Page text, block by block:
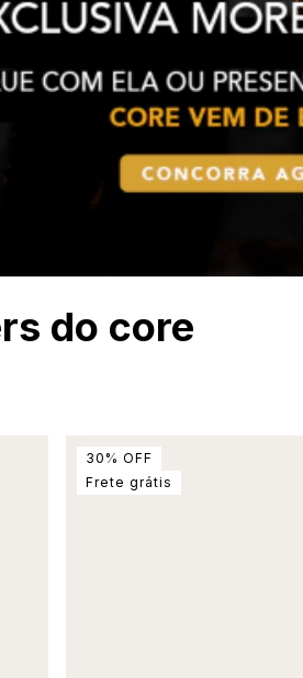
do core
30 % OFF
Frete grátis